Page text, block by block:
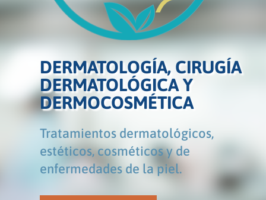
DERMATOLOGÍA, CIRUGÍA
DERMATOLÓGICA Y
DERMOCOSMÉTICA
Tratamientos dermatológicos,
estéticos, cosméticos y de
enfermedades de la piel.